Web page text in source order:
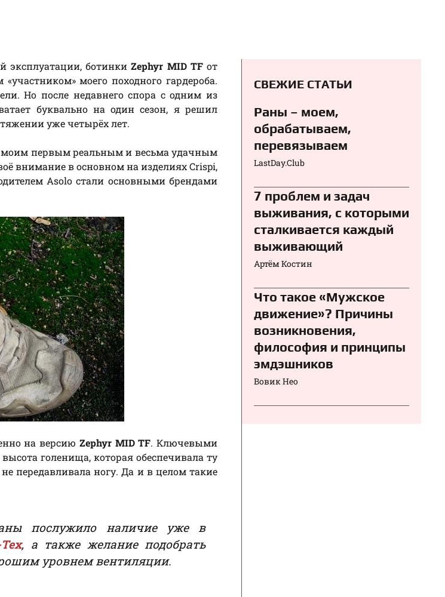
эксплуатации, ботинкиZephyr MID TFот
моего походного гардероба.
Но после недавнего спора с одним из
буквально на один сезон, я решил
уже четырёх лет.
моим первым реальным и весьма удачным
внимание в основном на изделиях Crispi,
Asolo стали основными брендами
на версию Zephyr MID TF. Ключевыми
голенища, которая обеспечивала ту
передавливала ногу. Да и в целом такие
послужило наличие уже в
, а также желание подобрать
уровнем вентиляции.
СВЕЖИЕ СТАТЬИ
Раны – моем,
обрабатываем,
перевязываем⁠⁠
LastDay.Club
7 проблем и задач
выживания, с которыми
сталкивается каждый
выживающий
Артём Костин
Что такое «Мужское
движение»? Причины
возникновения,
философия и принципы
эмдэшников
Вовик Нео